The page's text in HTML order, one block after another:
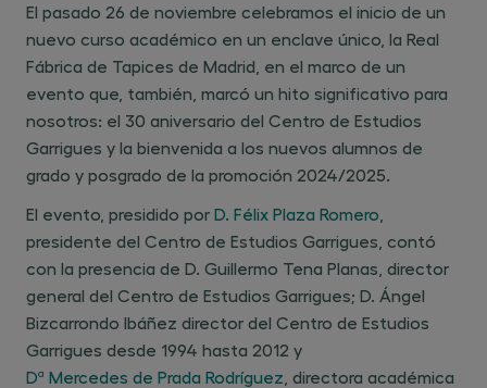
El pasado 26 de noviembre celebramos el inicio de un
nuevo curso académico en un enclave único, la Real
Fábrica de Tapices de Madrid, en el marco de un
evento que, también, marcó un hito significativo para
nosotros: el 30 aniversario del Centro de Estudios
Garrigues y la bienvenida a los nuevos alumnos de
grado y posgrado de la promoción 2024/2025.
El evento, presidido por D. Félix Plaza Romero
presidente del Centro de Estudios Garrigues, contó
con la presencia de D. Guillermo Tena Planas, director
general del Centro de Estudios Garrigues; D. Ángel
Bizcarrondo Ibáñez director del Centro de Estudios
Garrigues desde 1994 hasta 2012 y
Dª Mercedes de Prada Rodríguez , directora académica